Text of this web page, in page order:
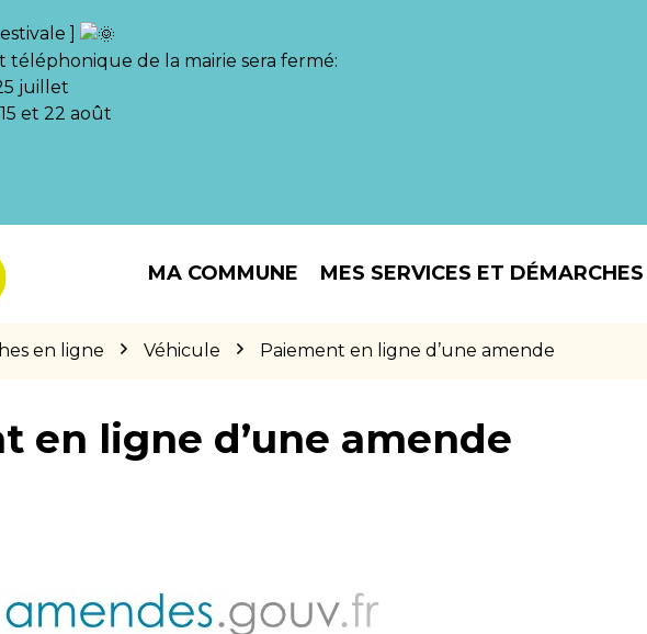
]
téléphonique de la mairie sera fermé:
juillet
15 et 22 août
MA COMMUNE MES SERVICES ET DÉMARCHES
en ligne Véhicule Paiement en ligne d’une amende
en ligne d’une amende